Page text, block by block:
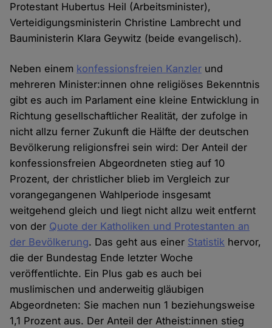
Protestant Hubertus Heil (Arbeitsminister),
Verteidigungsministerin Christine Lambrecht und
Bauministerin Klara Geywitz (beide evangelisch).
Neben einem konfessionsfreien Kanzler und
mehreren Minister:innen ohne religiöses Bekenntnis
gibt es auch im Parlament eine kleine Entwicklung in
Richtung gesellschaftlicher Realität, der zufolge in
nicht allzu ferner Zukunft die Hälfte der deutschen
Bevölkerung religionsfrei sein wird: Der Anteil der
konfessionsfreien Abgeordneten stieg auf 10
Prozent, der christlicher blieb im Vergleich zur
vorangegangenen Wahlperiode insgesamt
weitgehend gleich und liegt nicht allzu weit entfernt
von der Quote der Katholiken und Protestanten an
der Bevölkerung. Das geht aus einer Statistik hervor,
die der Bundestag Ende letzter Woche
veröffentlichte. Ein Plus gab es auch bei
muslimischen und anderweitig gläubigen
Abgeordneten: Sie machen nun 1 beziehungsweise
1,1 Prozent aus. Der Anteil der Atheist:innen stieg